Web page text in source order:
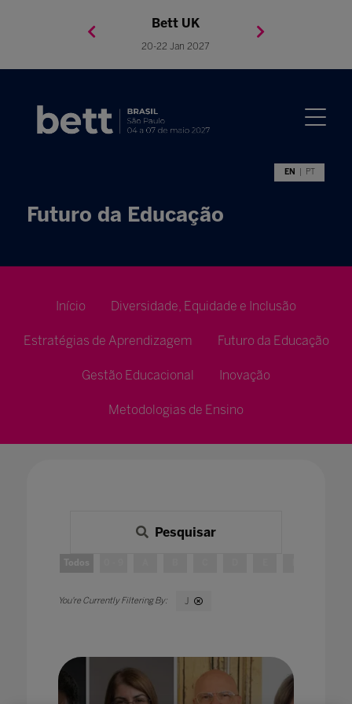
Bett UK
20-22 Jan 2027
Bett Brasil
05-08 Mai 2026
Bett Asia
23-24 Setembro 2026
Bett USA
8-10 November 2027
EN PT
Futuro da Educação
Início Diversidade, Equidade e Inclusão
Estratégias de Aprendizagem Futuro da Educação
Gestão Educacional Inovação
Metodologias de Ensino
Pesquisar
Todos
J